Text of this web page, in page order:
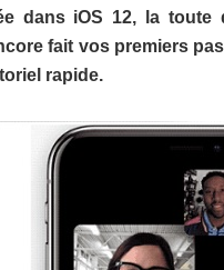
dans iOS 12, la
fait vos premiers
rapide.